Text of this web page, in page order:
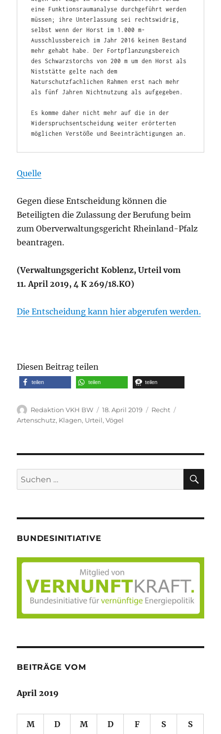
eine Funktionsraumanalyse durchgeführt werden
müssen; ihre Unterlassung sei rechtswidrig,
selbst wenn der Horst im 1.000 m-
Ausschlussbereich im Jahr 2016 keinen Bestand
mehr gehabt habe. Der Fortpflanzungsbereich
des Schwarzstorchs von 200 m um den Horst als
Niststätte gelte nach dem
Naturschutzfachlichen Rahmen erst nach mehr
als fünf Jahren Nichtnutzung als aufgegeben.
Es komme daher nicht mehr auf die in der
Widerspruchsentscheidung weiter erörterten
möglichen Verstöße und Beeinträchtigungen an.
Quelle
Gegen diese Entscheidung können die
Beteiligten die Zulassung der Berufung beim
zum Oberverwaltungsgericht Rheinland-Pfalz
beantragen.
(Verwaltungsgericht Koblenz, Urteil vom
11. April 2019, 4 K 269/18.KO)
Die Entscheidung kann hier abgerufen werden.
Diesen Beitrag teilen
teilen teilen teilen
Autor
Redaktion VKH BW
Veröffentlicht
am
18. April 2019 Kategorien
Recht
Artenschutz, Klagen, Urteil,Vögel
Suche
nach:
BUNDESINITIATIVE
BEITRÄGE VOM
April 2019
M D M D F S S